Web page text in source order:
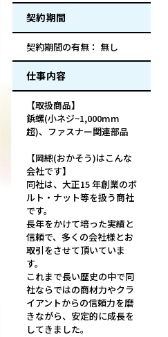
契約期間
契約期間の有無： 無し
仕事内容
【取扱商品】
鋲螺(小ネジ~1,000mm
超)、ファスナー関連部品
【岡總(おかそう)はこんな
会社です】
同社は、大正15 年創業のボ
ルト・ナット等を扱う商社
です。
長年をかけて培った実績と
信頼で、多くの会社様とお
取引をさせて頂いていま
す。
これまで長い歴史の中で同
社ならではの商材力やクラ
イアントからの信頼力を磨
きながら、安定的に成長を
してきました。